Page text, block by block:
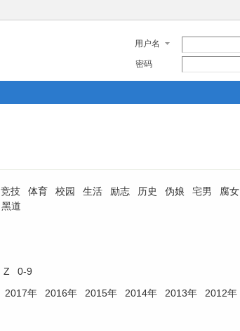
用户名
密码
竞技 体育 校园 生活 励志 历史 伪娘 宅男 腐女
黑道
Z
0-9
2017年 2016年 2015年 2014年 2013年 2012年